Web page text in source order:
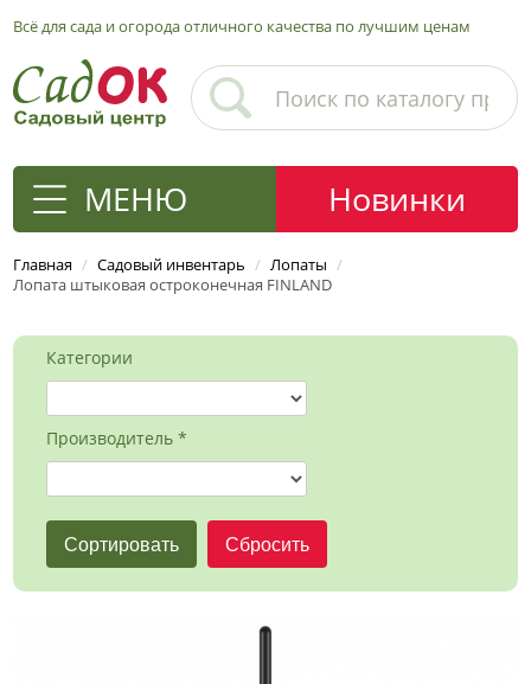
Всё для сада и огорода отличного качества по лучшим ценам
МЕНЮ Новинки
Главная / Садовый инвентарь / Лопаты /
Лопата штыковая остроконечная FINLAND
Категории
Производитель *